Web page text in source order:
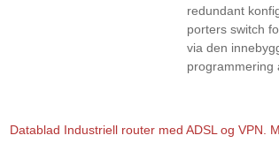
redundant
porters switch
via den
programmering
Datablad Industriell router med ADSL og VPN.